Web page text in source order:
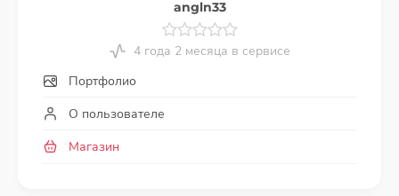
angln33
4 года 2 месяца в сервисе
Портфолио
О пользователе
Магазин